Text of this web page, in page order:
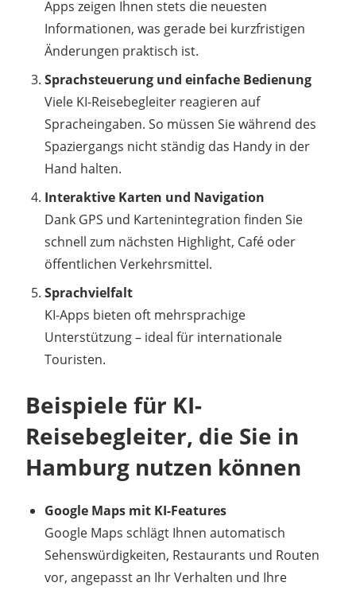
Apps zeigen Ihnen stets die neuesten
Informationen, was gerade bei kurzfristigen
Änderungen praktisch ist.
Sprachsteuerung und einfache Bedienung
Viele KI-Reisebegleiter reagieren auf
Spracheingaben. So müssen Sie während des
Spaziergangs nicht ständig das Handy in der
Hand halten.
Interaktive Karten und Navigation
Dank GPS und Kartenintegration finden Sie
schnell zum nächsten Highlight, Café oder
öffentlichen Verkehrsmittel.
Sprachvielfalt
KI-Apps bieten oft mehrsprachige
Unterstützung – ideal für internationale
Touristen.
Beispiele für KI-
Reisebegleiter, die Sie in
Hamburg nutzen können
Google Maps mit KI-Features
Google Maps schlägt Ihnen automatisch
Sehenswürdigkeiten, Restaurants und Routen
vor, angepasst an Ihr Verhalten und Ihre